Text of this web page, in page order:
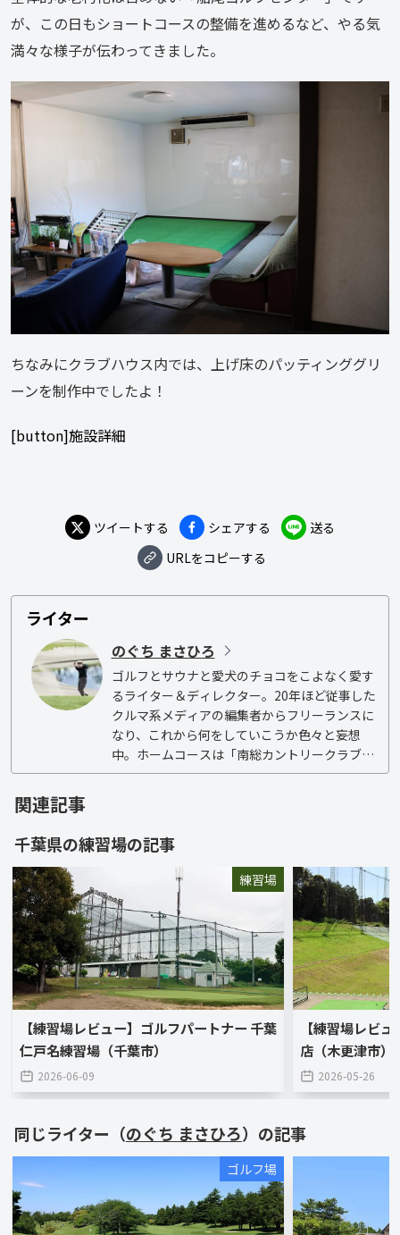
が、この日もショートコースの整備を進めるなど、やる気
満々な様子が伝わってきました。
ちなみにクラブハウス内では、上げ床のパッティンググリ
ーンを制作中でしたよ！
[button]施設詳細
ツイートする シェアする
送る
URLをコピーする
ライター
のぐち まさひろ
ゴルフとサウナと愛犬のチョコをこよなく愛す
るライター＆ディレクター。20年ほど従事した
クルマ系メディアの編集者からフリーランスに
なり、これから何をしていこうか色々と妄想
中。ホームコースは「南総カントリークラブ」
で、オフィシャルハンデは5.6（2026年2月現
草野球＆ソフトボールは右投げ左打ち。SAJス
キー検定1級／国内A級ライセンス／小型船舶2
級／サウナスパ健康アドバイザー所持。「吉祥
寺二郎」で覚醒したジロリアンです。
関連記事
千葉県の練習場の記事
練習場
【練習場レビュー】ゴルフパートナー 千葉
仁戸名練習場（千葉市）
2026-06-09
【練習場レビ
店（木更津市）
2026-05-26
同じライター（のぐち まさひろ）の記事
ゴルフ場